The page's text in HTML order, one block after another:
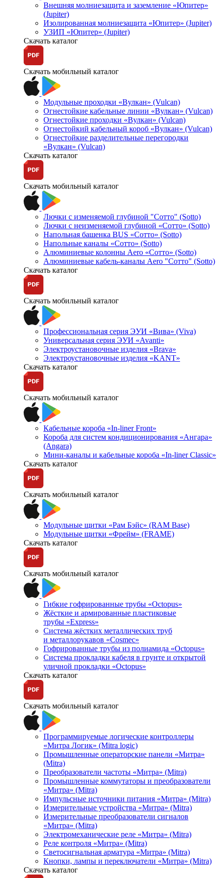
Внешняя молниезащита и заземление «Юпитер»
(Jupiter)
Изолированная молниезащита «Юпитер» (Jupiter)
УЗИП «Юпитер» (Jupiter)
Скачать каталог
Скачать мобильный каталог
Модульные проходки «Вулкан» (Vulcan)
Огнестойкие кабельные линии «Вулкан» (Vulcan)
Огнестойкие проходки «Вулкан» (Vulcan)
Огнестойкий кабельный короб «Вулкан» (Vulcan)
Огнестойкие разделительные перегородки
«Вулкан» (Vulcan)
Скачать каталог
Скачать мобильный каталог
Лючки с изменяемой глубиной "Сотто" (Sotto)
Лючки с неизменяемой глубиной «Сотто» (Sotto)
Напольная башенка BUS «Сотто» (Sotto)
Напольные каналы «Сотто» (Sotto)
Алюминиевые колонны Aero «Сотто» (Sotto)
Алюминиевые кабель-каналы Aero "Сотто" (Sotto)
Скачать каталог
Скачать мобильный каталог
Профессиональная серия ЭУИ «Вива» (Viva)
Универсальная серия ЭУИ «Avanti»
Электроустановочные изделия «Brava»
Электроустановочные изделия «KANT»
Скачать каталог
Скачать мобильный каталог
Кабельные короба «In-liner Front»
Короба для систем кондиционирования «Ангара»
(Angara)
Мини-каналы и кабельные короба «In-liner Classic»
Скачать каталог
Скачать мобильный каталог
Модульные щитки «Рам Бэйс» (RAM Base)
Модульные щитки «Фрейм» (FRAME)
Скачать каталог
Скачать мобильный каталог
Гибкие гофрированные трубы «Octopus»
Жёсткие и армированные пластиковые
трубы «Express»
Система жёстких металлических труб
и металлорукавов «Cosmec»
Гофрированные трубы из полиамида «Octopus»
Система прокладки кабеля в грунте и открытой
уличной прокладки «Octopus»
Скачать каталог
Скачать мобильный каталог
Программируемые логические контроллеры
«Митра Логик» (Mitra logic)
Промышленные операторские панели «Митра»
(Mitra)
Преобразователи частоты «Митра» (Mitra)
Промышленные коммутаторы и преобразователи
«Митра» (Mitra)
Импульсные источники питания «Митра» (Mitra)
Измерительные устройства «Митра» (Mitra)
Измерительные преобразователи сигналов
«Митра» (Mitra)
Электромеханические реле «Митра» (Mitra)
Реле контроля «Митра» (Mitra)
Светосигнальная арматура «Митра» (Mitra)
Кнопки, лампы и переключатели «Митра» (Mitra)
Скачать каталог